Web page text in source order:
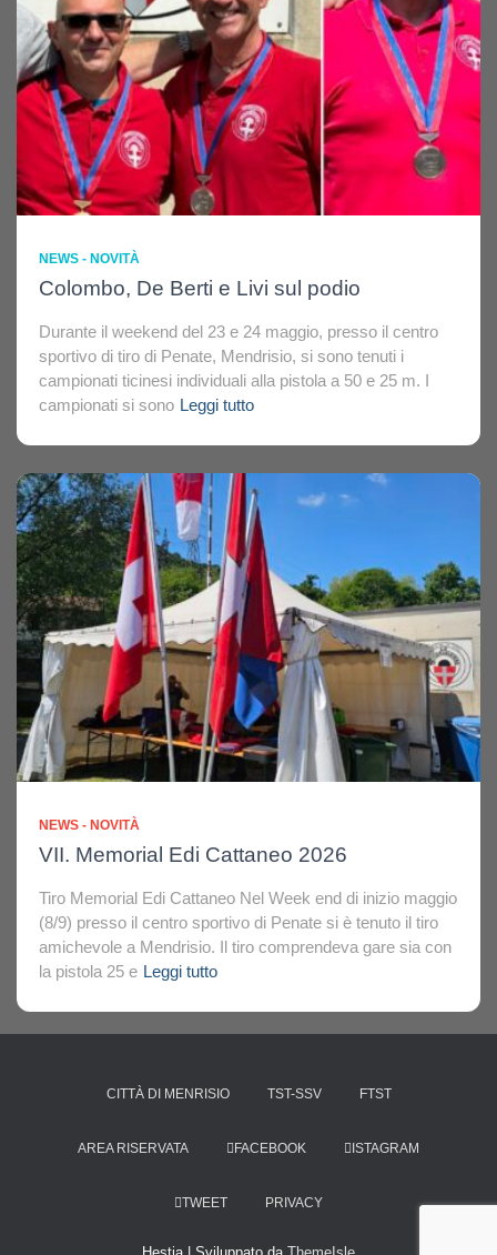
NEWS - NOVITÀ
Colombo, De Berti e Livi sul podio
Durante il weekend del 23 e 24 maggio, presso il centro
sportivo di tiro di Penate, Mendrisio, si sono tenuti i
campionati ticinesi individuali alla pistola a 50 e 25 m. I
campionati si sono Leggi tutto
NEWS - NOVITÀ
VII. Memorial Edi Cattaneo 2026
Tiro Memorial Edi Cattaneo Nel Week end di inizio maggio
(8/9) presso il centro sportivo di Penate si è tenuto il tiro
amichevole a Mendrisio. Il tiro comprendeva gare sia con
la pistola 25 e Leggi tutto
CITTÀ DI MENRISIO TST-SSV FTST
AREA RISERVATA FACEBOOK ISTAGRAM
TWEET PRIVACY